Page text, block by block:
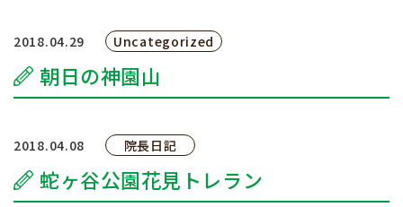
2018.04.29 Uncategorized
朝日の神園山
2018.04.08 院長日記
蛇ヶ谷公園花見トレラン
予約のお電話はこちらから
tel.096-389-8885